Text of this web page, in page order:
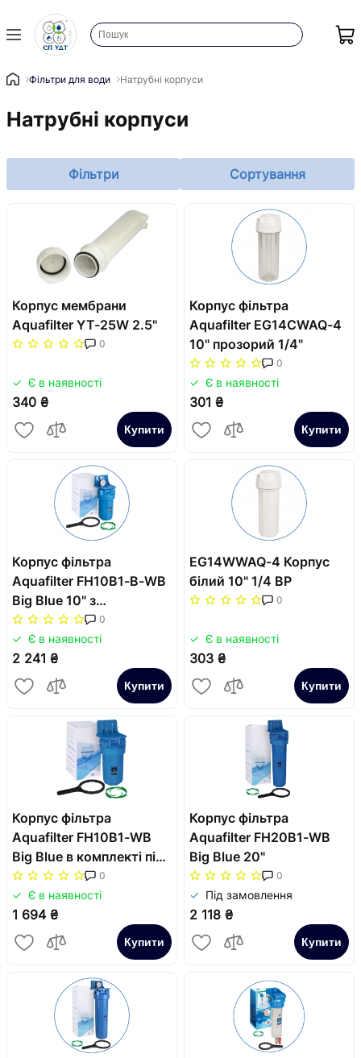
Фільтри для води Натрубні корпуси
Натрубні корпуси
Фільтри Сортування
Корпус мембрани
Aquafilter YT-25W 2.5"
0
Є в наявності
340 ₴
Купити
Корпус фільтра
Aquafilter EG14CWAQ-4
10" прозорий 1/4"
0
Є в наявності
301 ₴
Купити
Корпус фільтра
Aquafilter FH10B1-B-WB
Big Blue 10" з
манометром 0
Є в наявності
2 241 ₴
Купити
EG14WWAQ-4 Корпус
білий 10" 1/4 ВР
0
Є в наявності
303 ₴
Купити
Корпус фільтра
Aquafilter FH10B1-WB
Big Blue в комплекті під
картридж 10"0
Є в наявності
1 694 ₴
Купити
Корпус фільтра
Aquafilter FH20B1-WB
Big Blue 20"
0
Під замовлення
2 118 ₴
Купити